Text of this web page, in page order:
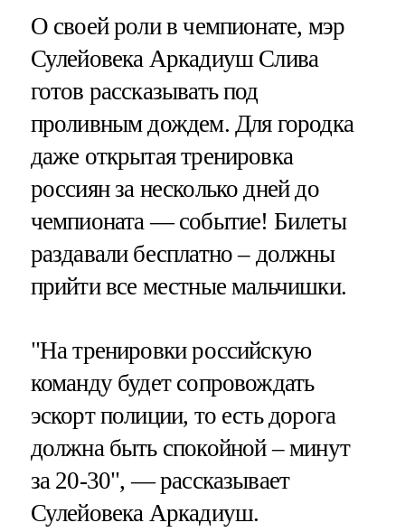
О своей роли в чемпионате, мэр
Сулейовека Аркадиуш Слива
готов рассказывать под
проливным дождем. Для городка
даже открытая тренировка
россиян за несколько дней до
чемпионата — событие! Билеты
раздавали бесплатно – должны
прийти все местные мальчишки.
"На тренировки российскую
команду будет сопровождать
эскорт полиции, то есть дорога
должна быть спокойной – минут
за 20-30", — рассказывает
Сулейовека Аркадиуш.